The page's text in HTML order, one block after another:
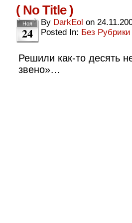
( No Title )
Ноя
24
By DarkEol on
Posted In: Без Рубрики
Решили как-то десять
звено»…